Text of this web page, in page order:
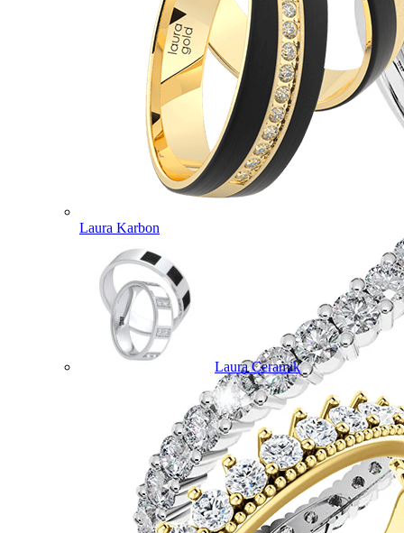
Laura Karbon
Laura Ceramik